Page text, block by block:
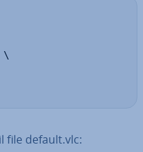
\
file default.vlc: